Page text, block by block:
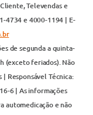
Televendas e
4734 e 4000-1194 | E-
de segunda a quinta-
(exceto feriados). Não
Responsável Técnica:
6 | As informações
automedicação e não